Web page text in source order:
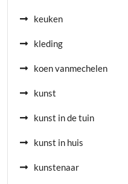
keuken
kleding
koen vanmechelen
kunst
kunst in de tuin
kunst in huis
kunstenaar